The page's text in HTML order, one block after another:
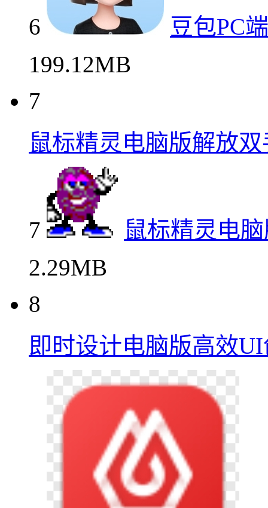
6
豆包PC
199.12MB
7
鼠标精灵电脑版解放
7
鼠标精灵电
2.29MB
8
即时设计电脑版高效